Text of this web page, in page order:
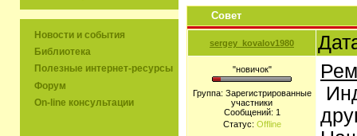
Новости и события
Библиотека
Полезные интернет-ресурсы
Форум
On-line консультации
Совет
sergey_kovalov1980
"новичок"
Группа: Зарегистрированные
участники
Сообщений: 1
Статус: Offline